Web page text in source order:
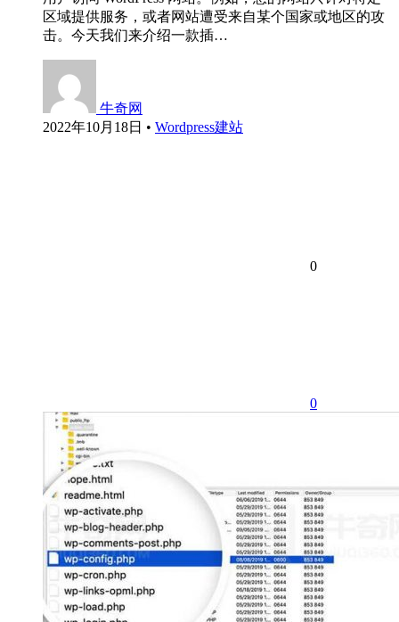
区域提供服务，或者网站遭受来自某个国家或地区的攻
击。今天我们来介绍一款插…
牛奇网
2022年10月18日 • Wordpress建站
0
0